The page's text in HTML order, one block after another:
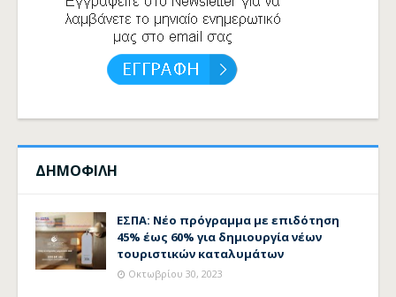
ΔΗΜΟΦΙΛΗ
ΕΣΠΑ: Νέο πρόγραμμα με επιδότηση
45% έως 60% για δημιουργία νέων
τουριστικών καταλυμάτων
Οκτωβρίου 30, 2023